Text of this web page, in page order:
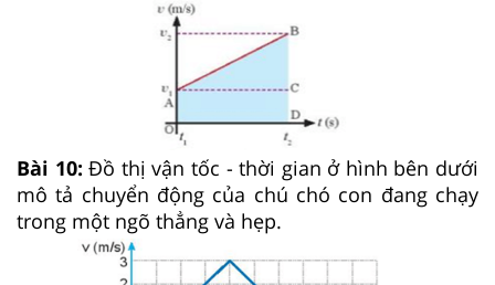
Bài 10:Đồ thị vận tốc - thời gian ở hình bên dưới
mô tả chuyển động của chú chó con đang chạy
trong một ngõ thẳng và hẹp.